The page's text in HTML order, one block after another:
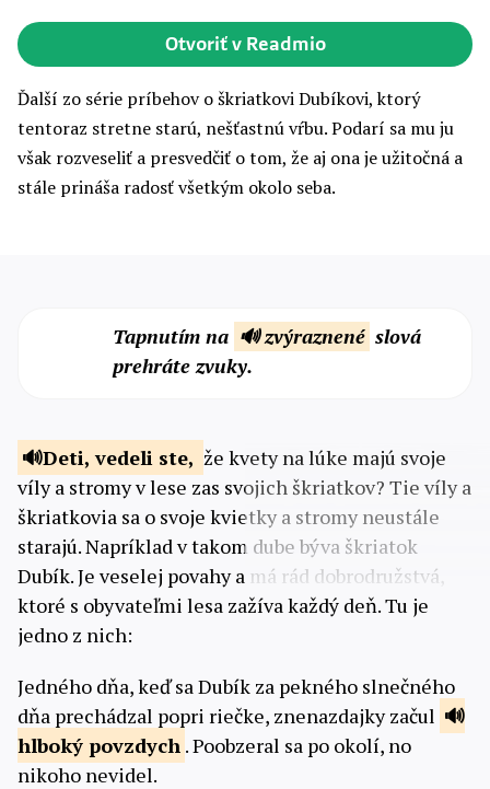
Otvoriť v Readmio
Ďalší zo série príbehov o škriatkovi Dubíkovi, ktorý
tentoraz stretne starú, nešťastnú vŕbu. Podarí sa mu ju
však rozveseliť a presvedčiť o tom, že aj ona je užitočná a
stále prináša radosť všetkým okolo seba.
Tapnutím na 🔊 zvýraznené slová
prehráte zvuky.
Deti, vedeli ste, že kvety na lúke majú svoje
víly a stromy v lese zas svojich škriatkov? Tie víly a
škriatkovia sa o svoje kvietky a stromy neustále
starajú. Napríklad v takom dube býva škriatok
Dubík. Je veselej povahy a má rád dobrodružstvá,
ktoré s obyvateľmi lesa zažíva každý deň. Tu je
jedno z nich:
Jedného dňa, keď sa Dubík za pekného slnečného
dňa prechádzal popri riečke, znenazdajky začul
hlboký povzdych . Poobzeral sa po okolí, no
nikoho nevidel.